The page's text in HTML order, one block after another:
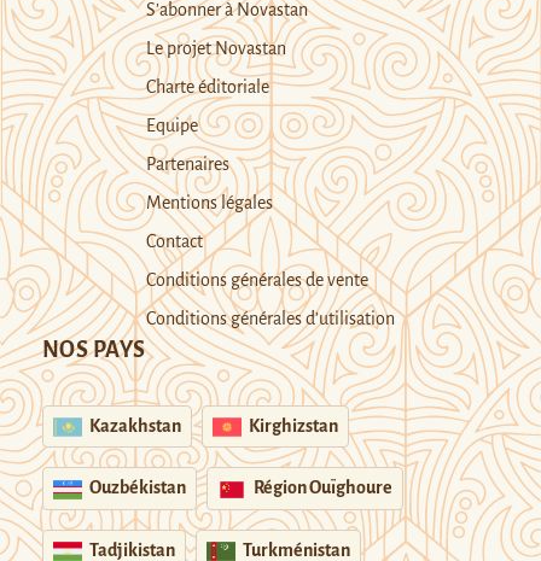
S’abonner à Novastan
Le projet Novastan
Charte éditoriale
Equipe
Partenaires
Mentions légales
Contact
Conditions générales de vente
Conditions générales d’utilisation
NOS PAYS
Kazakhstan Kirghizstan
Ouzbékistan Région Ouïghoure
Tadjikistan Turkménistan